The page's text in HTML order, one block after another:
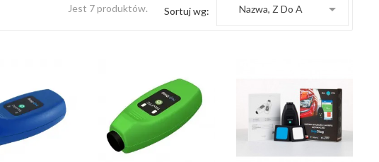
Jest 7 produktów. Sortuj wg: Nazwa, Z Do A 